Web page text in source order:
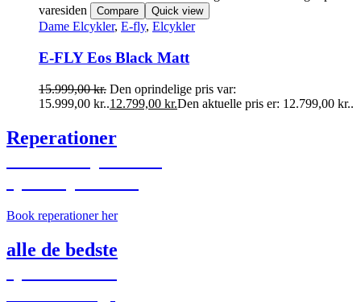
varesiden
Compare Quick view
Dame Elcykler, E-fly, Elcykler
E-FLY Eos Black Matt
15.999,00kr. Den oprindelige pris var:
15.999,00 kr..12.799,00 kr.Den aktuelle pris er: 12.799,00 kr..
Reperationer
Book reperationer her
alle de bedste